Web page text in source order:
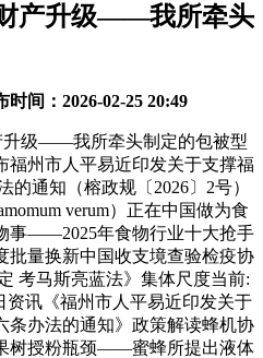
产升级——我所牵头
时间： 2026-02-25 20:49
级——我所牵头制定的包被型
福州市人平易近印发关于支撑福
通知（榕政规〔2026〕2号）
verum）正在中国做为食
事——2025年食物行业十大抢手
批量换新中国收支境查验检疫协
考马斯亮蓝法》集体尺度当前:
资讯《福州市人平易近印发关于
条办法的通知》政策解读蜂机协
树授粉瓶颈——蜜蜂所提出液体